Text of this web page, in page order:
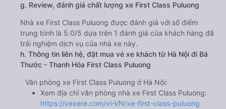
g. Review, đánh giá chất lượng xe First Class Puluong
Nhà xe First Class Puluong được đánh giá với số điểm
trung bình là 5.0/5 dựa trên 1 đánh giá của khách hàng đã
trải nghiệm dịch vụ của nhà xe này.
h. Thông tin liên hệ, đặt mua vé xe khách từ Hà Nội đi Bá
Thước - Thanh Hóa First Class Puluong
Văn phòng xe First Class Puluong ở Hà Nội:
Xem địa chỉ văn phòng nhà xe First Class Puluong:
https://vexere.com/vi-VN/xe-first-class-puluong